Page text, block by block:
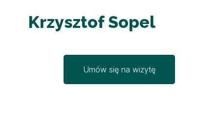
Krzysztof Sopel
Umów się na wizytę